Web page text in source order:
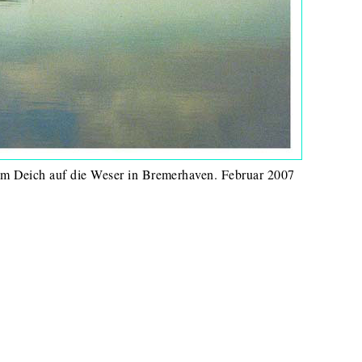
Deich auf die Weser in Bremerhaven. Februar 2007